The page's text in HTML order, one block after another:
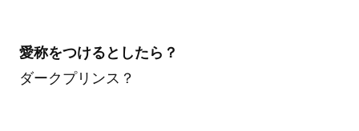
愛称をつけるとしたら？
ダークプリンス？